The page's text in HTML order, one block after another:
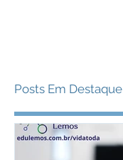
Posts Em Destaque